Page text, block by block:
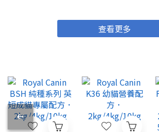
查看更多